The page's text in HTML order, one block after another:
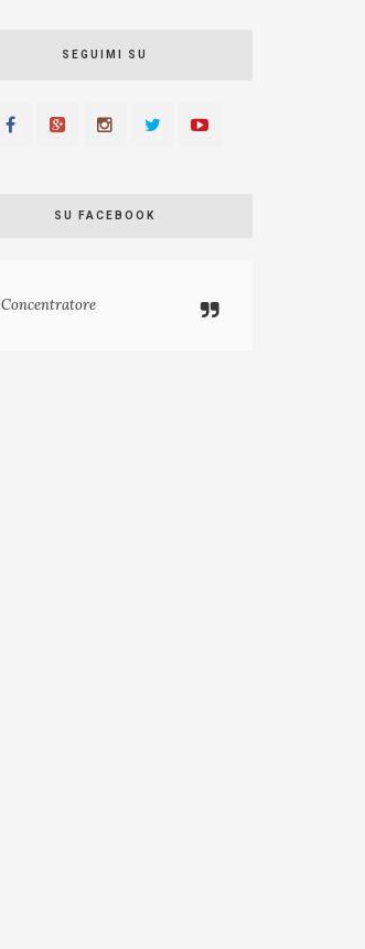
SEGUIMI SU
SU FACEBOOK
Concentratore